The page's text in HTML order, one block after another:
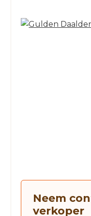
Neem
verkoper